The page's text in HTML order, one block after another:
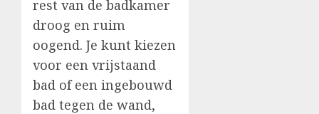
rest van de badkamer
droog en ruim
oogend. Je kunt kiezen
voor een vrijstaand
bad of een ingebouwd
bad tegen de wand,